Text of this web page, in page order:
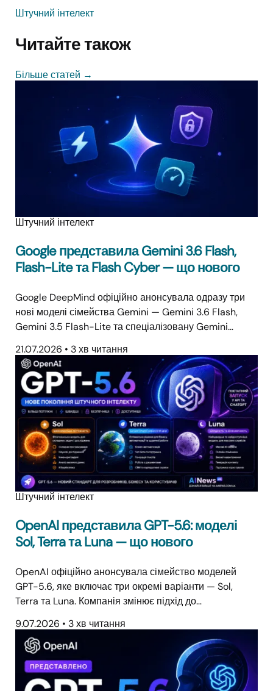
Штучний інтелект
Читайте також
Більше статей →
Штучний інтелект
Google представила Gemini 3.6 Flash,
Flash-Lite та Flash Cyber — що нового
Google DeepMind офіційно анонсувала одразу три
нові моделі сімейства Gemini — Gemini 3.6 Flash,
Gemini 3.5 Flash-Lite та спеціалізовану Gemini…
21.07.2026 • 3 хв читання
Штучний інтелект
OpenAI представила GPT-5.6: моделі
Sol, Terra та Luna — що нового
OpenAI офіційно анонсувала сімейство моделей
GPT-5.6, яке включає три окремі варіанти — Sol,
Terra та Luna. Компанія змінює підхід до…
9.07.2026 • 3 хв читання